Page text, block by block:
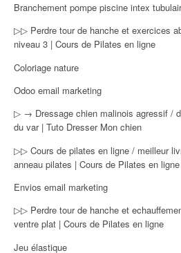
Branchement pompe piscine intex
▷▷ Perdre tour de hanche et exercices
niveau 3 | Cours de Pilates en ligne
Coloriage nature
Odoo email marketing
▷ → Dressage chien malinois agressif /
du var | Tuto Dresser Mon chien
▷▷ Cours de pilates en ligne / meilleur
anneau pilates | Cours de Pilates en ligne
Envios email marketing
▷▷ Perdre tour de hanche et
ventre plat | Cours de Pilates en ligne
Jeu élastique